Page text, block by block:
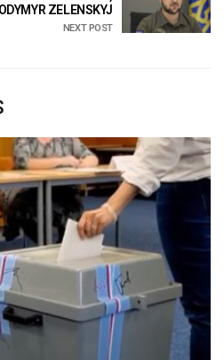
ZELENSKYJ
NEXT POST